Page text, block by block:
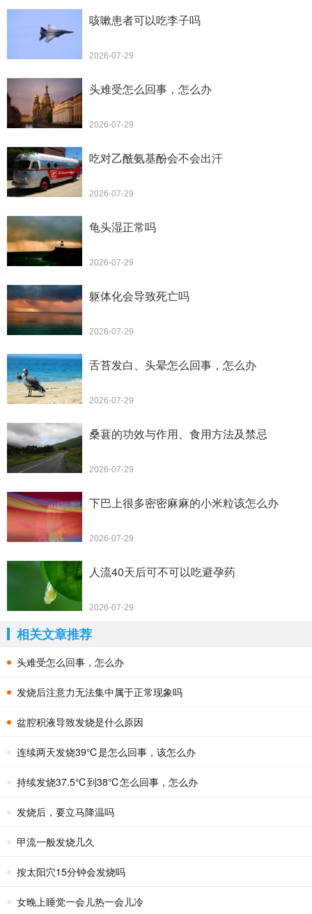
咳嗽患者可以吃李子吗
2026-07-29
头难受怎么回事，怎么办
2026-07-29
吃对乙酰氨基酚会不会出汗
2026-07-29
龟头湿正常吗
2026-07-29
躯体化会导致死亡吗
2026-07-29
舌苔发白、头晕怎么回事，怎么办
2026-07-29
桑葚的功效与作用、食用方法及禁忌
2026-07-29
下巴上很多密密麻麻的小米粒该怎么办
2026-07-29
人流40天后可不可以吃避孕药
2026-07-29
相关文章推荐
头难受怎么回事，怎么办
发烧后注意力无法集中属于正常现象吗
盆腔积液导致发烧是什么原因
连续两天发烧39℃是怎么回事，该怎么办
持续发烧37.5℃到38℃怎么回事，怎么办
发烧后，要立马降温吗
甲流一般发烧几久
按太阳穴15分钟会发烧吗
女晚上睡觉一会儿热一会儿冷